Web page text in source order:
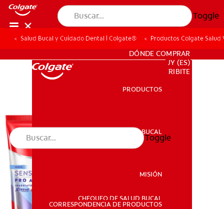
Toggle
SALUD BUCAL
PARA PROFESIONALES
DÓNDE COMPRAR
UY (ES)
SUSCRIBITE
PRODUCTOS
SALUD BUCAL
MISIÓN
CHEQUEO DE SALUD BUCAL
CORRESPONDENCIA DE PRODUCTOS
Toggle
Salud Bucal y Cuidado Dental | Colgate® Productos Colgate